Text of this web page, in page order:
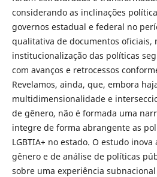
considerando as inclinações
governos estadual e federal no
qualitativa de documentos oficiais,
institucionalização das políticas
com avanços e retrocessos
Revelamos, ainda, que, embora
multidimensionalidade e
de gênero, não é formada uma
integre de forma abrangente as
LGBTIA+ no estado. O estudo
gênero e de análise de políticas
sobre uma experiência